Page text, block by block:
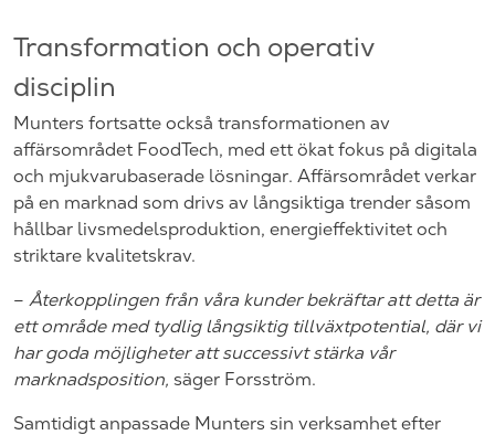
Transformation och operativ
disciplin
Munters fortsatte också transformationen av
affärsområdet FoodTech, med ett ökat fokus på digitala
och mjukvarubaserade lösningar. Affärsområdet verkar
på en marknad som drivs av långsiktiga trender såsom
hållbar livsmedelsproduktion, energieffektivitet och
striktare kvalitetskrav.
– Återkopplingen från våra kunder bekräftar att detta är
ett område med tydlig långsiktig tillväxtpotential, där vi
har goda möjligheter att successivt stärka vår
marknadsposition, säger Forsström.
Samtidigt anpassade Munters sin verksamhet efter